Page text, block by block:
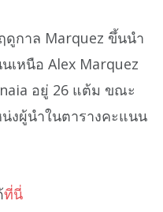
ดูกาล Marquez ขึ้นนำ
เหนือ Alex Marquez
อยู่ 26 แต้ม ขณะ
งผู้นำในตารางคะแนน
ที่นี่